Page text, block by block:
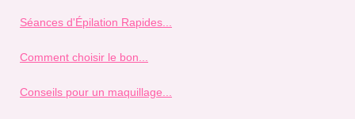
Séances d'Épilation Rapides...
Comment choisir le bon...
Conseils pour un maquillage...